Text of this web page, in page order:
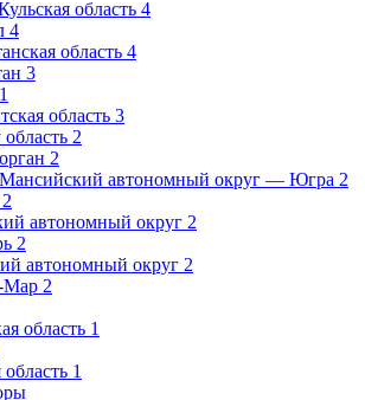
область 4
4
область 4
3
1
область 3
2
2
автономный округ — Югра 2
2
автономный округ 2
2
автономный округ 2
Мар 2
область 1
1